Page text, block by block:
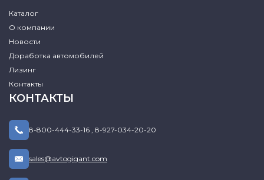
Каталог
О компании
Новости
Доработка автомобилей
Лизинг
Контакты
КОНТАКТЫ
8-800-444-33-16 , 8-927-034-20-20
sales@avtogigant.com